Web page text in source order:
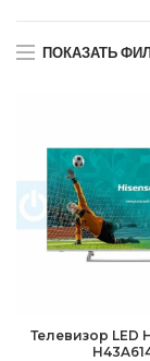
ПОКАЗАТЬ
Телевизор LED